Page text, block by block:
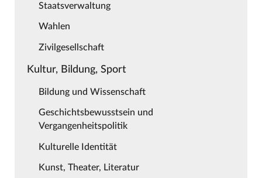
Staatsverwaltung
Wahlen
Zivilgesellschaft
Kultur, Bildung, Sport
Bildung und Wissenschaft
Geschichtsbewusstsein und
Vergangenheitspolitik
Kulturelle Identität
Kunst, Theater, Literatur